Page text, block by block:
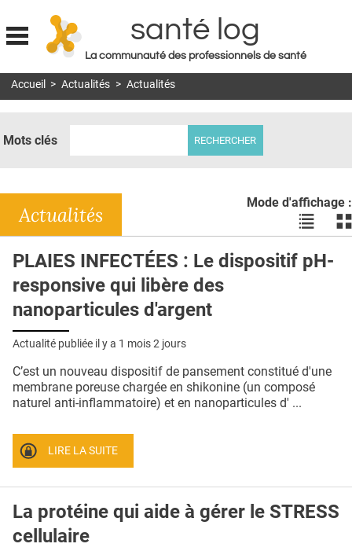
Jump to navigation
santé log
La communauté des professionnels de santé
MON COMPTE
DOSSIERS
RÉSEAUX
E-REVUE SAD
THÉMA
L'APP
PUBLICITÉ
CONTACT
Accueil > Actualités > Actualités
Mots clés
Mode d'affichage :
Voir
les
en
les
Actualités
PLAIES INFECTÉES : Le dispositif pH-
responsive qui libère des
nanoparticules d'argent
Actualité publiée il y a 1 mois 2 jours
C’est un nouveau dispositif de pansement constitué d'une
membrane poreuse chargée en shikonine (un composé
naturel anti-inflammatoire) et en nanoparticules d' ...
LIRE LA SUITE
La protéine qui aide à gérer le STRESS
cellulaire